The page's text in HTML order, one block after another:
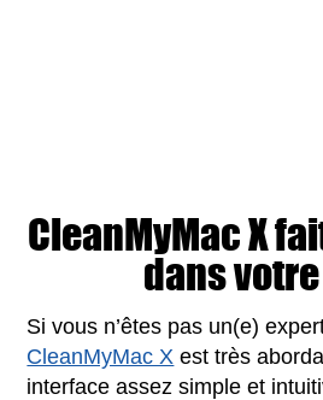
CleanMyMac X
dans
Si vous n’êtes pas un(e)
CleanMyMac X est très
interface assez simple et